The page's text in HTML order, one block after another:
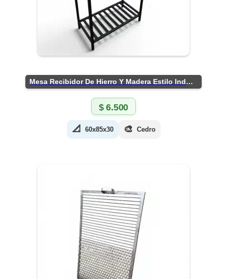
Mesa Recibidor De Hierro Y Madera Estilo Industrial
$6.500
📐 60x85x30 🎨 Cedro